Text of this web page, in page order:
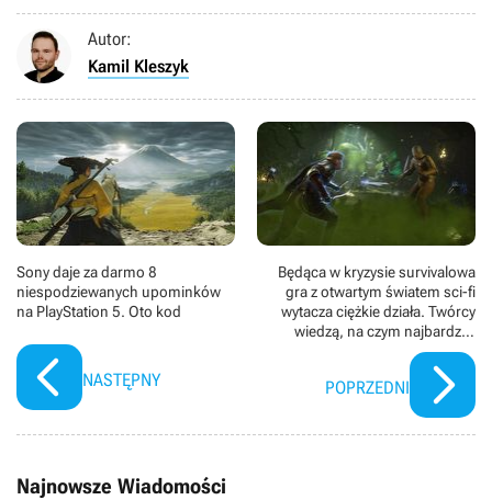
Autor:
Kamil Kleszyk
Sony daje za darmo 8
niespodziewanych upominków
na PlayStation 5. Oto kod
NASTĘPNY
Będąca w kryzysie survivalowa
gra z otwartym światem sci-fi
wytacza ciężkie działa. Twórcy
wiedzą, na czym najbardziej
zależy graczom Dune: Awakening
POPRZEDNI
Najnowsze Wiadomości